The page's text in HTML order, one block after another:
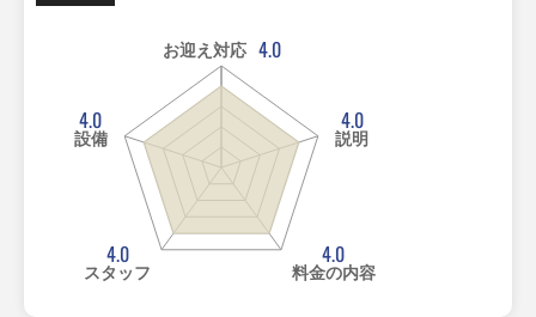
お迎え対応 4.0
4.0
説明
4.0
料金の内容
4.0
スタッフ
4.0
設備